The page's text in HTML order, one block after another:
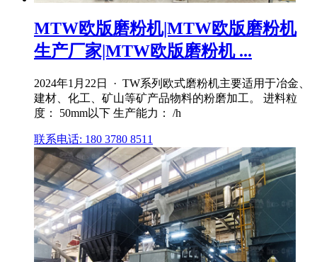
MTW欧版磨粉机|MTW欧版磨粉机
生产厂家|MTW欧版磨粉机 ...
2024年1月22日 · TW系列欧式磨粉机主要适用于冶金、
建材、化工、矿山等矿产品物料的粉磨加工。 进料粒
度： 50mm以下 生产能力： /h
联系电话: 180 3780 8511